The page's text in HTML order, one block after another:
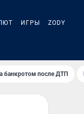
ИГРЫ ZODY
банкротом после ДТП